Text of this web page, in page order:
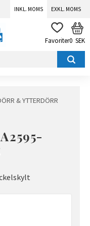
INKL. MOMS EXKL. MOMS
FAVORITER
0 SEK
& YTTERDÖRR